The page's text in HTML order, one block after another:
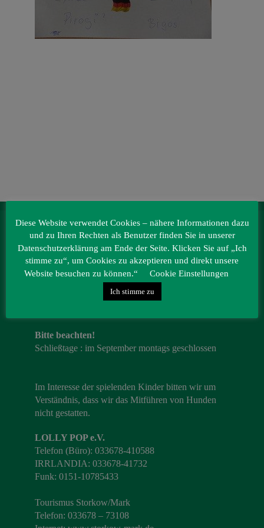
Veranstaltungen
IRRLANDIA – der MitMachPark
Lebbiner Straße 1
15859 Storkow (Mark)
Öffnungszeiten 2026
Bitte beachten!
Schließtage : im September montags geschlossen
Im Interesse der spielenden Kinder bitten wir um
Verständnis, dass wir das Mitführen von Hunden
nicht gestatten.
LOLLY POP e.V.
Telefon (Büro): 033678-410588
IRRLANDIA: 033678-41732
Funk: 0151-10785433
Tourismus Storkow/Mark
Telefon: 033678 – 73108
Diese Website verwendet Cookies – nähere Informationen dazu
und zu Ihren Rechten als Benutzer finden Sie in unserer
Datenschutzerklärung am Ende der Seite. Klicken Sie auf „Ich
stimme zu“, um Cookies zu akzeptieren und direkt unsere
Website besuchen zu können.“
Cookie Einstellungen
Ich stimme zu